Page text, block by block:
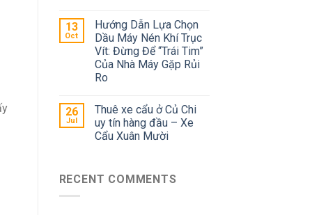
13
Oct
Hướng Dẫn Lựa Chọn
Dầu Máy Nén Khí Trục
Vít: Đừng Để “Trái Tim”
Của Nhà Máy Gặp Rủi
Ro
26
Jul
Thuê xe cẩu ở Củ Chi
uy tín hàng đầu – Xe
Cẩu Xuân Mười
RECENT COMMENTS